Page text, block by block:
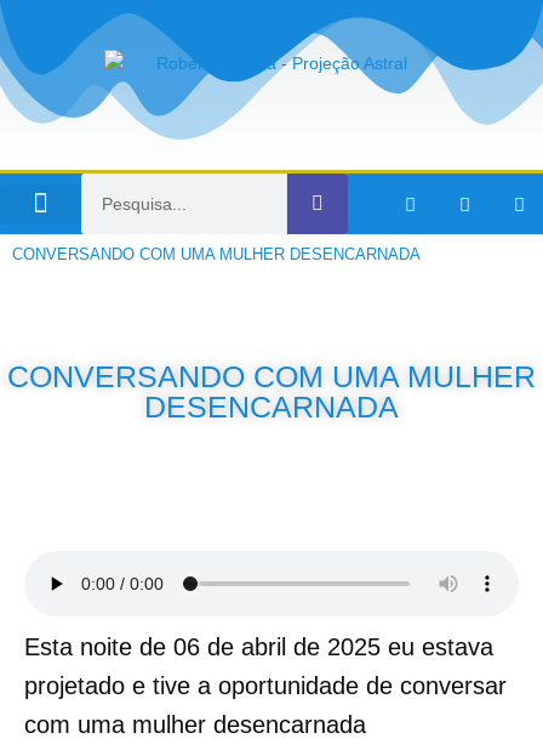
CONVERSANDO COM UMA MULHER DESENCARNADA
CONVERSANDO COM UMA MULHER
DESENCARNADA
Esta noite de 06 de abril de 2025 eu estava
projetado e tive a oportunidade de conversar
com uma mulher desencarnada